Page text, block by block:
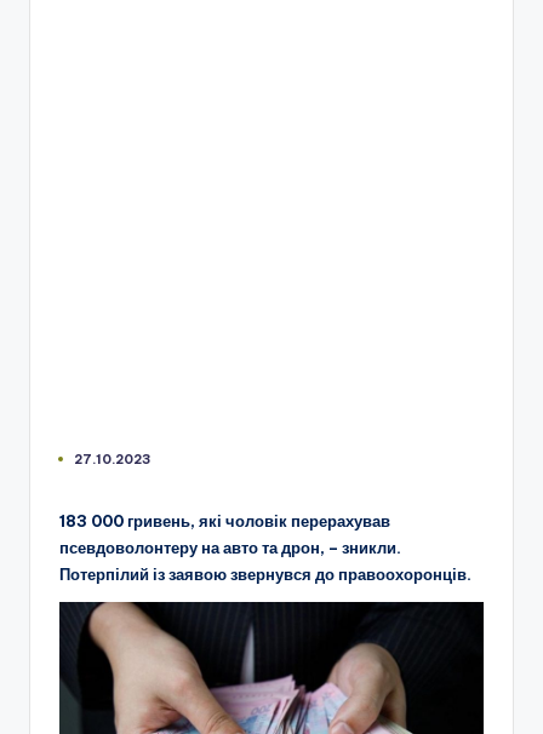
27.10.2023
183 000 гривень, які чоловік перерахував
псевдоволонтеру на авто та дрон, – зникли.
Потерпілий із заявою звернувся до правоохоронців.